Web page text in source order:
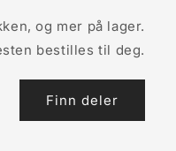
og mer på lager.
bestilles til deg.
Finn deler